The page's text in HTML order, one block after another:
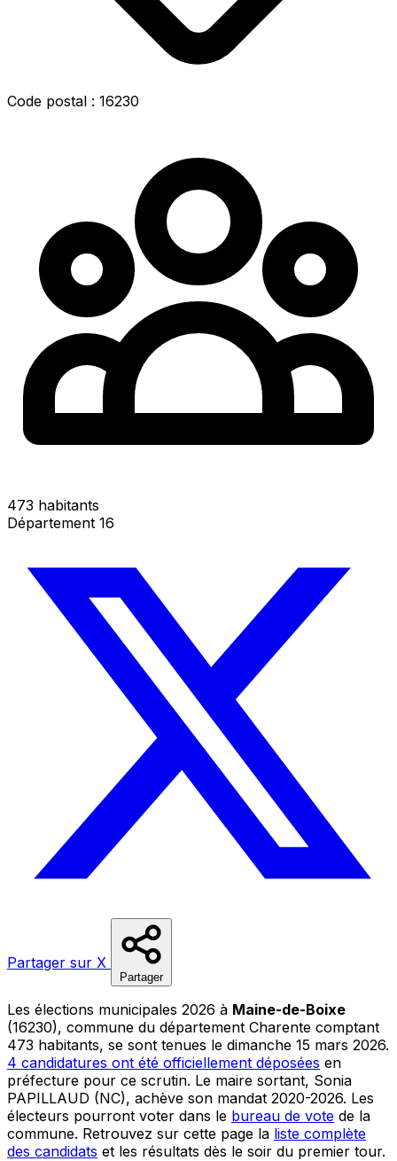
Code postal : 16230
473 habitants
Département 16
Partager sur X
Partager
Les élections municipales 2026 à Maine-de-Boixe
(16230), commune du département Charente comptant
473 habitants, se sont tenues le dimanche 15 mars 2026.
4 candidatures ont été officiellement déposées en
préfecture pour ce scrutin. Le maire sortant, Sonia
PAPILLAUD (NC), achève son mandat 2020-2026. Les
électeurs pourront voter dans le bureau de vote de la
commune. Retrouvez sur cette page la liste complète
des candidats et les résultats dès le soir du premier tour.